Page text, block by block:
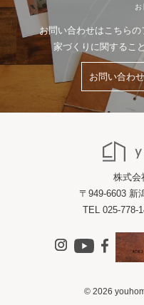
お問い合わせはこちらの
家づくりに関するこ
お問い合わ
株式会
〒949-6603 新
TEL 025-778-
© 2026